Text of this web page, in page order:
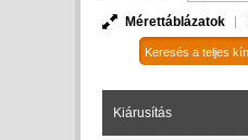
Mérettáblázatok
Kiárusítás